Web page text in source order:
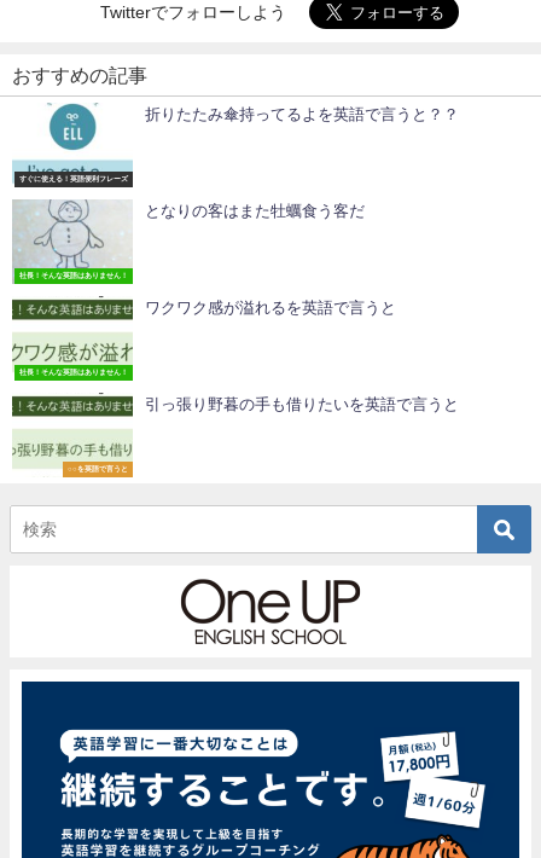
Twitterでフォローしよう
おすすめの記事
すぐに使える！英語便利フレーズ
折りたたみ傘持ってるよを英語で言うと？？
社長！そんな英語はありません！
となりの客はまた牡蠣食う客だ
社長！そんな英語はありません！
ワクワク感が溢れるを英語で言うと
○○を英語で言うと
引っ張り野暮の手も借りたいを英語で言うと